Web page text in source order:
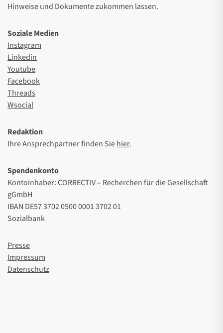
Hinweise und Dokumente zukommen lassen.
Soziale Medien
Instagram
Linkedin
Youtube
Facebook
Threads
Wsocial
Redaktion
Ihre Ansprechpartner finden Siehier.
Spendenkonto
Kontoinhaber: CORRECTIV – Recherchen für die Gesellschaft
gGmbH
IBAN DE57 3702 0500 0001 3702 01
Sozialbank
Presse
Impressum
Datenschutz